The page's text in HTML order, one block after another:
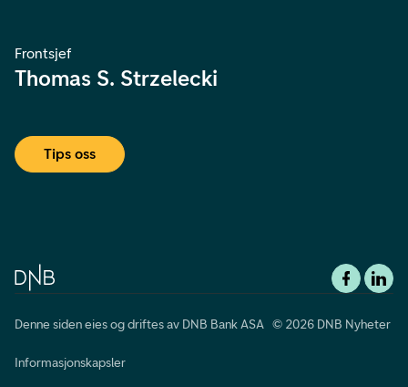
Frontsjef
Thomas S. Strzelecki
Tips oss
Denne siden eies og driftes av DNB Bank ASA © 2026 DNB Nyheter
Informasjonskapsler